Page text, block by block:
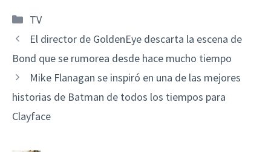
Categorías
TV
El director de GoldenEye descarta la escena de
Bond que se rumorea desde hace mucho tiempo
Mike Flanagan se inspiró en una de las mejores
historias de Batman de todos los tiempos para
Clayface